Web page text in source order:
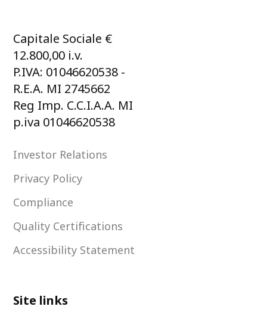
Capitale Sociale €
12.800,00 i.v.
P.IVA: 01046620538 -
R.E.A. MI 2745662
Reg Imp. C.C.I.A.A. MI
p.iva 01046620538
Investor Relations
Privacy Policy
Compliance
Quality Certifications
Accessibility Statement
Site links